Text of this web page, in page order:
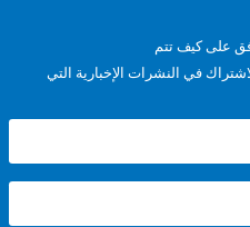
تتم
النشرات الإخبارية التي